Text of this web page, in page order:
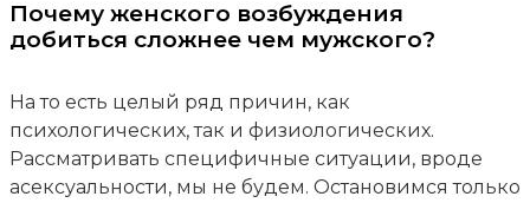
Почему женского возбуждения
добиться сложнее чем мужского?
На то есть целый ряд причин, как
психологических, так и физиологических.
Рассматривать специфичные ситуации, вроде
асексуальности, мы не будем. Остановимся только